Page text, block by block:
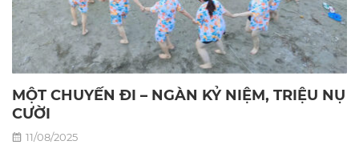
MỘT CHUYẾN ĐI – NGÀN KỶ NIỆM, TRIỆU NỤ
CƯỜI
11/08/2025